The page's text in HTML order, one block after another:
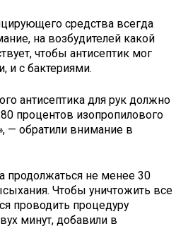
средства всегда
на возбудителей какой
чтобы антисептик мог
и с бактериями.
антисептика для рук должно
процентов изопропилового
— обратили внимание в
продолжаться не менее 30
Чтобы уничтожить все
проводить процедуру
минут, добавили в